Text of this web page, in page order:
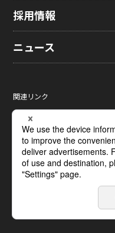
Rælclear
医療・産業・デジタルカメラ
液晶メタサーフェス反射板
X線センサー
指紋センサー
圧力分布センサー
光学式薄型イメージセンサー
ディスプレイの基礎
受託加工および研究開発サ
環境
ガバナンス
サステナビリティ資料室
経営方針
株式・株主情報
IRカレンダー
電子公告
採用情報
新卒採用情報
人財像/人財マネジメント基本
会社の人財育成/若手人財育
ひとめでわかるJDI
採用に関するよくあるご質問
ニュース
メディア掲載
タグ一覧
関連リンク
サイトマップ
サイトのご利用条件
個人情報保護方針
ソーシャルメディアポリシー
© 2026